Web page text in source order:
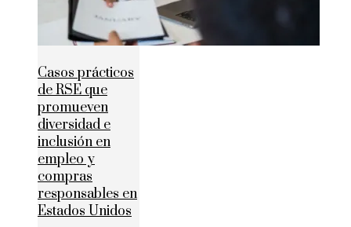
Casos prácticos
de RSE que
promueven
diversidad e
inclusión en
empleo y
compras
responsables en
Estados Unidos